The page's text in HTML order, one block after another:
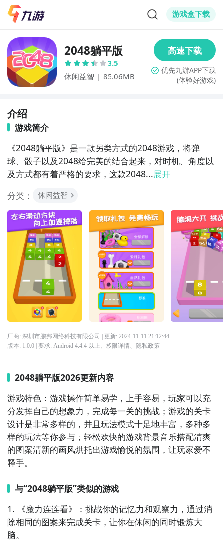
游戏盒下载
2048躺平版
3.5
休闲益智 | 85.06MB (体验好游戏)
介绍
游戏简介
《2048躺平版》是一款另类方式的2048游戏，将弹
球、骰子以及2048给完美的结合起来，对时机、角度以
及方式都有着严格的要求，这款2048...展开
分类：
休闲益智
厂商: 深圳市鹏邦网络科技有限公司 | 更新: 2024-11-11 21:12:44
版本: 1.0.0| 要求: Android 4.4.4 以上、 权限详情、 隐私政策
2048躺平版2026更新内容
游戏特色：游戏操作简单易学，上手容易，玩家可以充
分发挥自己的想象力，完成每一关的挑战；游戏的关卡
设计是非常多样的，并且玩法模式十足地丰富，多种多
样的玩法等你参与；轻松欢快的游戏背景音乐搭配清爽
的图案清新的画风烘托出游戏愉悦的氛围，让玩家爱不
释手。
与“2048躺平版”类似的游戏
1. 《魔力连连看》：挑战你的记忆力和观察力，通过消
除相同的图案来完成关卡，让你在休闲的同时锻炼大
脑。